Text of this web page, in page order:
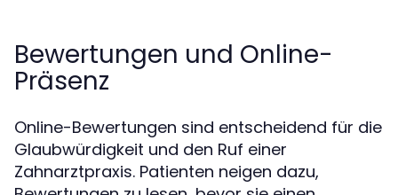
Bewertungen und Online-
Präsenz
Online-Bewertungen sind entscheidend für die
Glaubwürdigkeit und den Ruf einer
Zahnarztpraxis. Patienten neigen dazu,